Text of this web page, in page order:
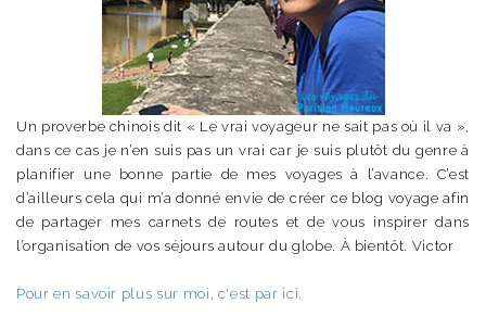
Un proverbe chinois dit « Le vrai voyageur ne sait pas où il va »,
dans ce cas je n’en suis pas un vrai car je suis plutôt du genre à
planifier une bonne partie de mes voyages à l’avance. C’est
d’ailleurs cela qui m’a donné envie de créer ce blog voyage afin
de partager mes carnets de routes et de vous inspirer dans
l’organisation de vos séjours autour du globe. À bientôt. Victor
Pour en savoir plus sur moi, c'est par ici.